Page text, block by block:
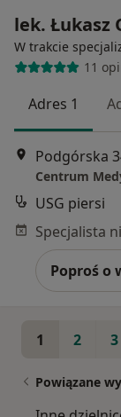
lek. Łukasz
W trakcie
11
Adres 1
Podgórska
Centrum
USG piersi
Poproś o
1 2 3
Powiązane